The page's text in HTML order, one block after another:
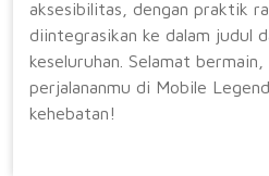
aksesibilitas, dengan praktik
diintegrasikan ke dalam judul
keseluruhan. Selamat bermain,
perjalananmu di Mobile
kehebatan!